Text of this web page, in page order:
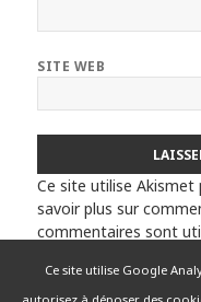
Ce site utilise Google
autorisez à déposer des
SITE WEB
Ce site utilise Akismet
savoir plus sur
commentaires sont